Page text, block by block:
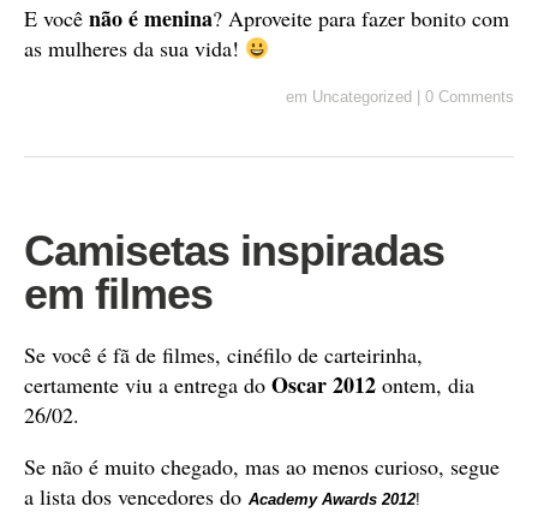
E você não é menina? Aproveite para fazer bonito com
as mulheres da sua vida!
em Uncategorized 0 Comments
Camisetas inspiradas
em filmes
Se você é fã de filmes, cinéfilo de carteirinha,
certamente viu a entrega do Oscar 2012 ontem, dia
26/02.
Se não é muito chegado, mas ao menos curioso, segue
a lista dos vencedores do Academy Awards 2012!